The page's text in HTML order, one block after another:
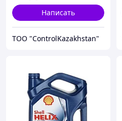
Написать
ТОО "ControlKazakhstan"